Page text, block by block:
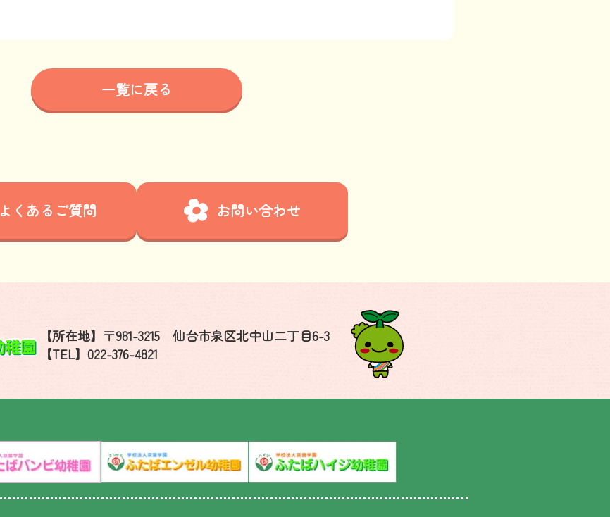
一覧に戻る
よくあるご質問 お問い合わせ
【所在地】 〒981-3215 仙台市泉区北中山二丁目6-3
【TEL】 022-376-4821